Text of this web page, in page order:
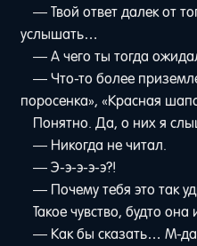
— Твой ответ далек от
услышать…
— А чего ты тогда
— Что-то более
поросенка», «Красная
Понятно. Да, о них я
— Никогда не читал.
— Э-э-э-э-э?!
— Почему тебя это так
Такое чувство, будто
— Как бы сказать… М-